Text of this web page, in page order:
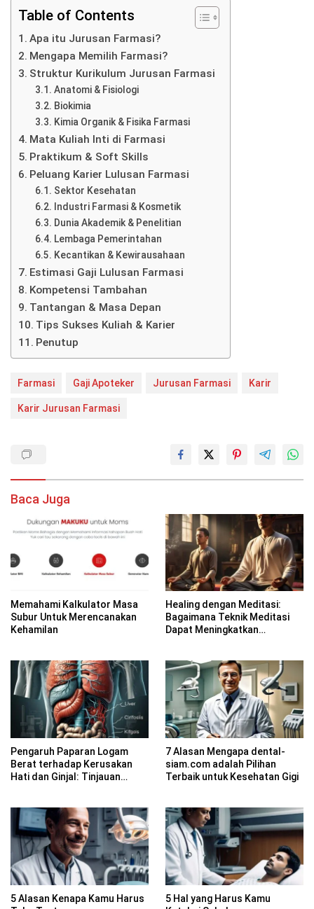
Table of Contents
Apa itu Jurusan Farmasi?
Mengapa Memilih Farmasi?
Struktur Kurikulum Jurusan Farmasi
Anatomi & Fisiologi
Biokimia
Kimia Organik & Fisika Farmasi
Mata Kuliah Inti di Farmasi
Praktikum & Soft Skills
Peluang Karier Lulusan Farmasi
Sektor Kesehatan
Industri Farmasi & Kosmetik
Dunia Akademik & Penelitian
Lembaga Pemerintahan
Kecantikan & Kewirausahaan
Estimasi Gaji Lulusan Farmasi
Kompetensi Tambahan
Tantangan & Masa Depan
Tips Sukses Kuliah & Karier
Penutup
Farmasi Gaji Apoteker Jurusan Farmasi Karir
Karir Jurusan Farmasi
Baca Juga
Memahami Kalkulator Masa
Subur Untuk Merencanakan
Kehamilan
Healing dengan Meditasi:
Bagaimana Teknik Meditasi
Dapat Meningkatkan
Pengaruh Paparan Logam
Berat terhadap Kerusakan
Hati dan Ginjal: Tinjauan
7 Alasan Mengapa dental-
siam.com adalah Pilihan
Terbaik untuk Kesehatan Gigi
5 Alasan Kenapa Kamu Harus
5 Hal yang Harus Kamu